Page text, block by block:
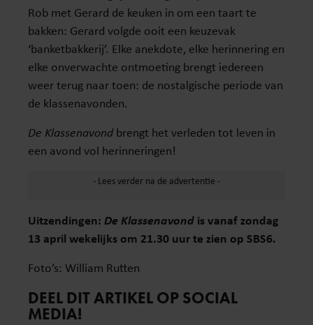
Rob met Gerard de keuken in om een taart te
bakken: Gerard volgde ooit een keuzevak
‘banketbakkerij’. Elke anekdote, elke herinnering en
elke onverwachte ontmoeting brengt iedereen
weer terug naar toen: de nostalgische periode van
de klassenavonden.
De Klassenavond brengt het verleden tot leven in
een avond vol herinneringen!
Uitzendingen: De Klassenavond is vanaf zondag
13 april wekelijks om 21.30 uur te zien op SBS6.
Foto’s: William Rutten
DEEL DIT ARTIKEL OP SOCIAL
MEDIA!